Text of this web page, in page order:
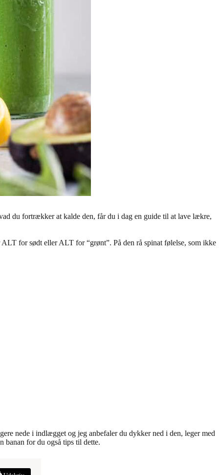
du fortrækker at kalde den, får du i dag en guide til at lave lækre,
for sødt eller ALT for “grønt”. På den rå spinat følelse, som ikke
nede i indlægget og jeg anbefaler du dykker ned i den, leger med
banan for du også tips til dette.